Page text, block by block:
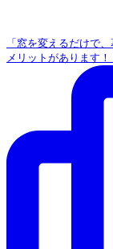
「窓を変えるだけで
メリットがあります